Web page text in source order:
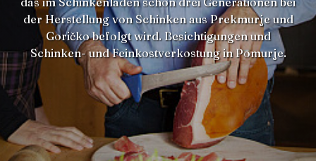
der Herstellung von Schinken aus Prekmurje und
Goričko befolgt wird. Besichtigungen und
Schinken- und Feinkostverkostung in Pomurje.